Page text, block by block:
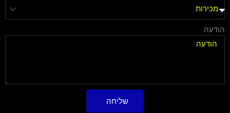
הודעה
שליחה